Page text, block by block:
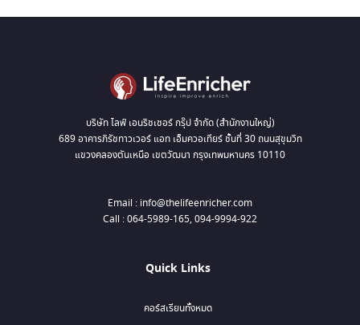
บริษัท ไลฟ์ เอนริชเชอร์ กรุ๊ป จำกัด (สำนักงานใหญ่)
689 อาคารภิรัชทาวเวอร์ แอท เอ็มควอเทียร์ ชั้นที่ 30 ถนนสุขุมวิท
แขวงคลองตันเหนือ เขตวัฒนา กรุงเทพมหานคร 10110
Email : info@thelifeenricher.com
Call : 064-5989-165, 094-9994-922
Quick Links
คอร์สเรียนทั้งหมด